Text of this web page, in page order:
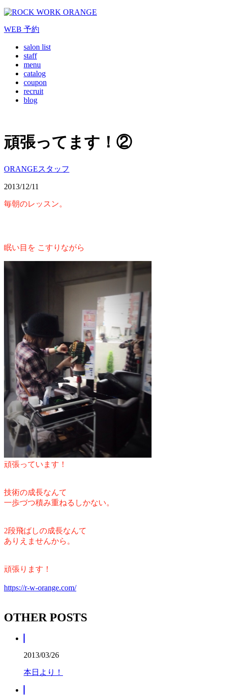
WEB 予約
salon list
staff
menu
catalog
coupon
recruit
blog
頑張ってます！②
ORANGEスタッフ
2013/12/11
毎朝のレッスン。
眠い目を こすりながら
頑張っています！
技術の成長なんて
一歩づつ積み重ねるしかない。
2段飛ばしの成長なんて
ありえませんから。
頑張ります！
https://r-w-orange.com/
OTHER POSTS
2013/03/26
本日より！